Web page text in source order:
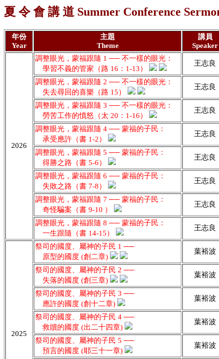
夏 令 會 講 道 Summer Conference
年份
Year
主題
Theme
講員
Speaker
2026
調整眼光，蒙福跟隨 1 ── 不一樣的眼光：
學習不義的管家（路 16：1-13）
王志良
調整眼光，蒙福跟隨 2 ── 不一樣的眼光：
失去尋回的喜樂（路 15）
王志良
調整眼光，蒙福跟隨 3 ── 不一樣的眼光：
勞苦工作的憤怒（太 20：1-16）
王志良
調整眼光，蒙福跟隨 4 ── 蒙福的子民：
承受應許（書 1-2）
王志良
調整眼光，蒙福跟隨 5 ── 蒙福的子民：
得勝之路（書 5-6）
王志良
調整眼光，蒙福跟隨 6 ── 蒙福的子民：
失敗之路（書 7-8）
王志良
調整眼光，蒙福跟隨 7 ── 蒙福的子民：
奇怪騙案（書 9-10 ）
王志良
調整眼光，蒙福跟隨 8 ── 蒙福的子民：
一生跟隨（書 14-15）
王志良
2025
祭司的國度、屬神的子民 1 ──
原型的國度 (創二章)
葉裕波
祭司的國度、屬神的子民 2 ──
失落的國度 (創三章)
葉裕波
祭司的國度、屬神的子民 3 ──
應許的國度 (創十二章)
葉裕波
祭司的國度、屬神的子民 4 ──
救贖的國度 (出二十四章)
葉裕波
祭司的國度、屬神的子民 5 ──
預言的國度 (耶三十一章)
葉裕波